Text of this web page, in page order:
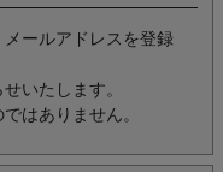
ールアドレスを登録
いたします。
はありません。